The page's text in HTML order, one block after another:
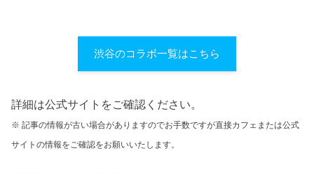
渋谷のコラボ一覧はこちら
詳細は公式サイトをご確認ください。
※ 記事の情報が古い場合がありますのでお手数ですが直接カフェまたは公式
サイトの情報をご確認をお願いいたします。